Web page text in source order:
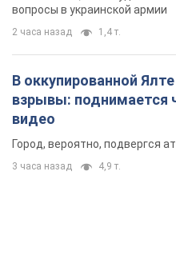
вопросы в украинской армии
2 часа назад 1,4 т.
В оккупированной
взрывы:
видео
Город, вероятно, подвергся
3 часа назад 4,9 т.